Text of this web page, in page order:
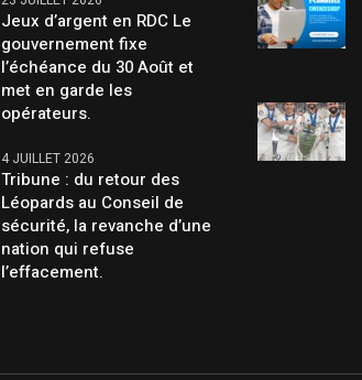
Jeux d’argent en RDC Le
gouvernement fixe
l’échéance du 30 Août et
met en garde les
opérateurs.
4 JUILLET 2026
Tribune : du retour des
Léopards au Conseil de
sécurité, la revanche d’une
nation qui refuse
l’effacement.